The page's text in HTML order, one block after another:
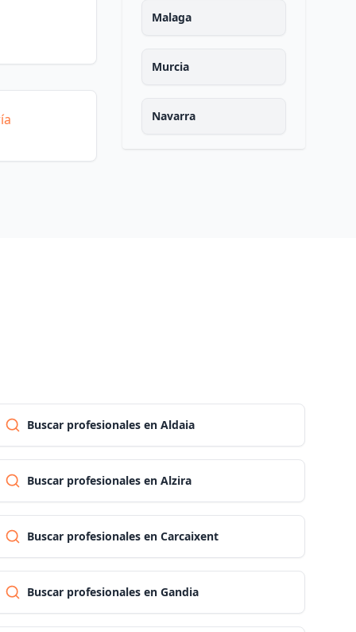
Malaga
Murcia
Navarra
Santa cruz de tenerife
Segovia
Sevilla
Buscar profesionales en Aldaia
Buscar profesionales en Alzira
Buscar profesionales en Carcaixent
Buscar profesionales en Gandia